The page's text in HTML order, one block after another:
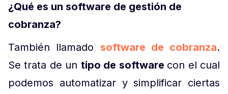
¿Qué es un software de gestión de
cobranza?
También llamado software de cobranza.
Se trata de un tipo de software con el cual
podemos automatizar y simplificar ciertas